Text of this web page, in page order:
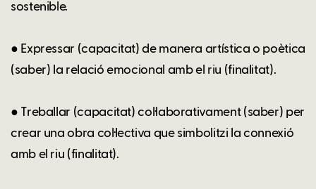
sostenible.
● Expressar (capacitat) de manera artística o poètica
(saber) la relació emocional amb el riu (finalitat).
● Treballar (capacitat) col·laborativament (saber) per
crear una obra col·lectiva que simbolitzi la connexió
amb el riu (finalitat).